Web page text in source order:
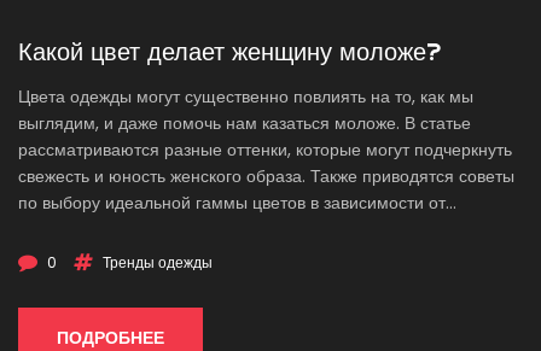
Какой цвет делает женщину моложе?
Цвета одежды могут существенно повлиять на то, как мы
выглядим, и даже помочь нам казаться моложе. В статье
рассматриваются разные оттенки, которые могут подчеркнуть
свежесть и юность женского образа. Также приводятся советы
по выбору идеальной гаммы цветов в зависимости от
правильно использовать цвета, чтобы выглядеть моложе
0 Тренды одежды
ПОДРОБНЕЕ